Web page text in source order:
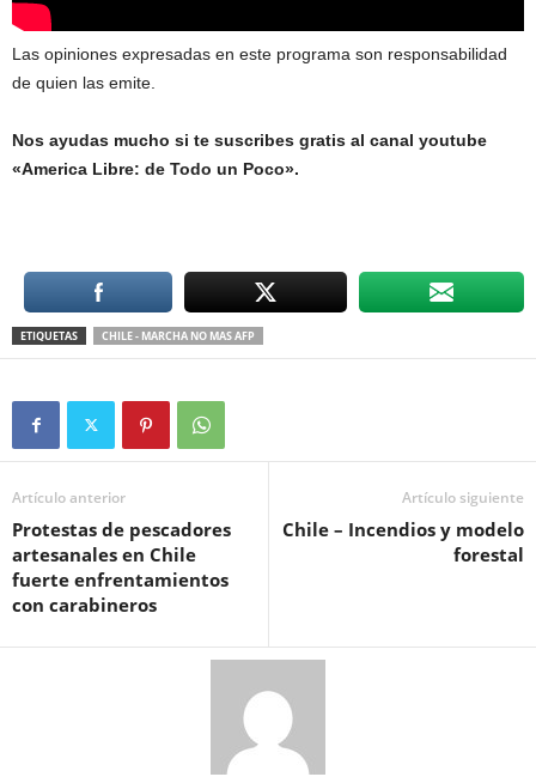
Las opiniones expresadas en este programa son responsabilidad
de quien las emite.
Nos ayudas mucho si te suscribes gratis al canal youtube
«America Libre: de Todo un Poco».
ETIQUETAS CHILE - MARCHA NO MAS AFP
Artículo anterior
Protestas de pescadores
artesanales en Chile
fuerte enfrentamientos
con carabineros
Artículo siguiente
Chile – Incendios y modelo
forestal